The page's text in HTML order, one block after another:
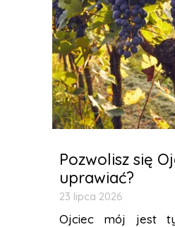
Pozwolisz się
uprawiać?
23 lipca 2026
Ojciec mój jest